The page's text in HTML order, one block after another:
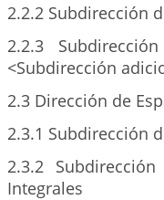
2.2.2 Subdirección
2.2.3
<Subdirección
2.3 Dirección de
2.3.1 Subdirección
2.3.2
Integrales